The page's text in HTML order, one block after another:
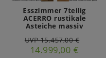
Esszimmer 7teilig
ACERRO rustikale
Asteiche massiv
UVP 15.457,00 €
14.999,00 €